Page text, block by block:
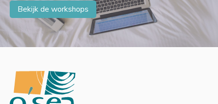
Bekijk de workshops